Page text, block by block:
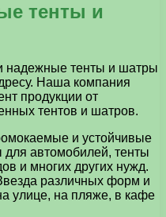
тенты и
надежные тенты и шатры
Наша компания
продукции от
тентов и шатров.
и устойчивые
для автомобилей, тенты
и многих других нужд.
различных форм и
улице, на пляже, в кафе